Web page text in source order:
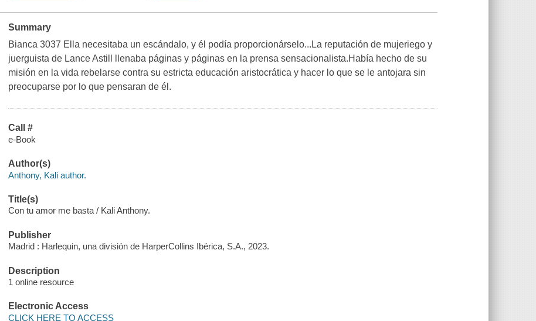
Summary
Bianca 3037 Ella necesitaba un escándalo, y él podía proporcionárselo...La reputación de mujeriego y
juerguista de Lance Astill llenaba páginas y páginas en la prensa sensacionalista.Había hecho de su
misión en la vida rebelarse contra su estricta educación aristocrática y hacer lo que se le antojara sin
preocuparse por lo que pensaran de él.
Call #
e-Book
Author(s)
Anthony, Kali author.
Title(s)
Con tu amor me basta / Kali Anthony.
Publisher
Madrid : Harlequin, una división de HarperCollins Ibérica, S.A., 2023.
Description
1 online resource
Electronic Access
CLICK HERE TO ACCESS